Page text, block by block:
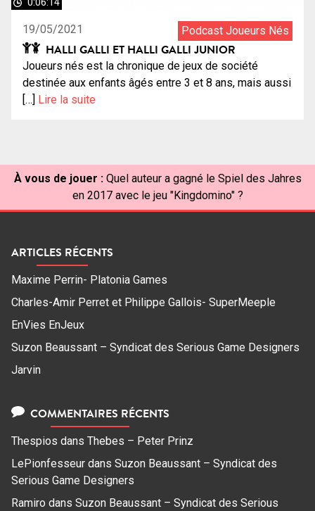
0:06:14
19/05/2021 Podcast Joueurs Nés
HALLI GALLI ET HALLI GALLI JUNIOR
Joueurs nés est la chronique de jeux de société
destinée aux enfants âgés entre 3 et 8 ans, mais aussi
[…] Lire la suite
À vous de jouer : Quel auteur a gagné le Spiel des Jahres
en 2017 avec le jeu "Kingdomino" ?
ARTICLES RÉCENTS
Maxime Perrin- Platonia Games
Charles-Amir Perret et Philippe Gallois- SuperMeeple
EnVies EnJeux
Suzon Beaussant – Syndicat des Serious Game Designers
Jarvin
COMMENTAIRES RÉCENTS
Thespios dans Thebes – Peter Prinz
LePionfesseur dans Suzon Beaussant – Syndicat des
Serious Game Designers
Ramiro dans Suzon Beaussant – Syndicat des Serious